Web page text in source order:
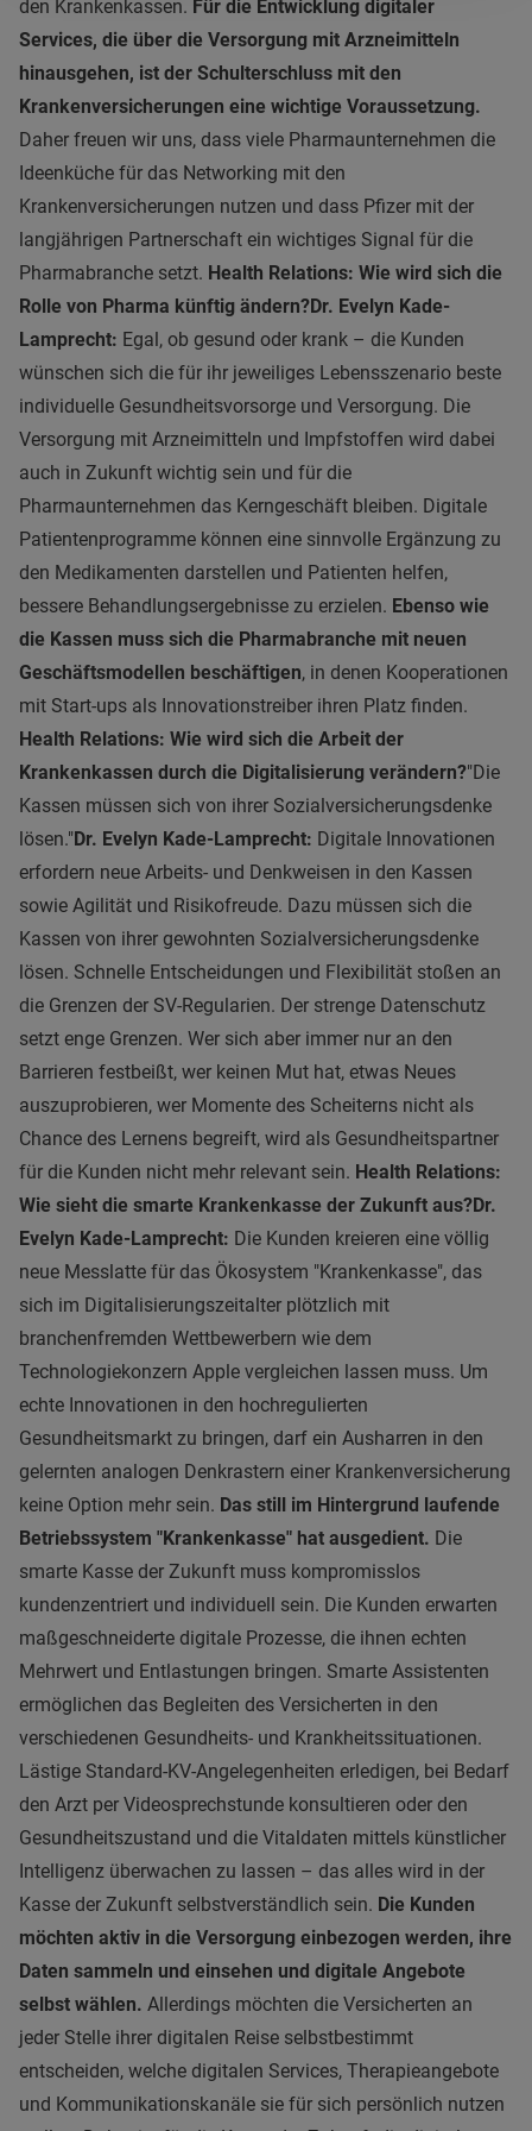
den Krankenkassen. Für die Entwicklung digitaler
Services, die über die Versorgung mit Arzneimitteln
hinausgehen, ist der Schulterschluss mit den
Krankenversicherungen eine wichtige Voraussetzung.
Daher freuen wir uns, dass viele Pharmaunternehmen die
Ideenküche für das Networking mit den
Krankenversicherungen nutzen und dass Pfizer mit der
langjährigen Partnerschaft ein wichtiges Signal für die
Pharmabranche setzt. Health Relations: Wie wird sich die
Rolle von Pharma künftig ändern?Dr. Evelyn Kade-
Lamprecht: Egal, ob gesund oder krank – die Kunden
wünschen sich die für ihr jeweiliges Lebensszenario beste
individuelle Gesundheitsvorsorge und Versorgung. Die
Versorgung mit Arzneimitteln und Impfstoffen wird dabei
auch in Zukunft wichtig sein und für die
Pharmaunternehmen das Kerngeschäft bleiben. Digitale
Patientenprogramme können eine sinnvolle Ergänzung zu
den Medikamenten darstellen und Patienten helfen,
bessere Behandlungsergebnisse zu erzielen. Ebenso wie
die Kassen muss sich die Pharmabranche mit neuen
Geschäftsmodellen beschäftigen, in denen Kooperationen
mit Start-ups als Innovationstreiber ihren Platz finden.
Health Relations: Wie wird sich die Arbeit der
Krankenkassen durch die Digitalisierung verändern?"Die
Kassen müssen sich von ihrer Sozialversicherungsdenke
lösen."Dr. Evelyn Kade-Lamprecht: Digitale Innovationen
erfordern neue Arbeits- und Denkweisen in den Kassen
sowie Agilität und Risikofreude. Dazu müssen sich die
Kassen von ihrer gewohnten Sozialversicherungsdenke
lösen. Schnelle Entscheidungen und Flexibilität stoßen an
die Grenzen der SV-Regularien. Der strenge Datenschutz
setzt enge Grenzen. Wer sich aber immer nur an den
Barrieren festbeißt, wer keinen Mut hat, etwas Neues
auszuprobieren, wer Momente des Scheiterns nicht als
Chance des Lernens begreift, wird als Gesundheitspartner
für die Kunden nicht mehr relevant sein. Health Relations:
Wie sieht die smarte Krankenkasse der Zukunft aus?Dr.
Evelyn Kade-Lamprecht: Die Kunden kreieren eine völlig
neue Messlatte für das Ökosystem "Krankenkasse", das
sich im Digitalisierungszeitalter plötzlich mit
branchenfremden Wettbewerbern wie dem
Technologiekonzern Apple vergleichen lassen muss. Um
echte Innovationen in den hochregulierten
Gesundheitsmarkt zu bringen, darf ein Ausharren in den
gelernten analogen Denkrastern einer Krankenversicherung
keine Option mehr sein. Das still im Hintergrund laufende
Betriebssystem "Krankenkasse" hat ausgedient. Die
smarte Kasse der Zukunft muss kompromisslos
kundenzentriert und individuell sein. Die Kunden erwarten
maßgeschneiderte digitale Prozesse, die ihnen echten
Mehrwert und Entlastungen bringen. Smarte Assistenten
ermöglichen das Begleiten des Versicherten in den
verschiedenen Gesundheits- und Krankheitssituationen.
Lästige Standard-KV-Angelegenheiten erledigen, bei Bedarf
den Arzt per Videosprechstunde konsultieren oder den
Gesundheitszustand und die Vitaldaten mittels künstlicher
Intelligenz überwachen zu lassen – das alles wird in der
Kasse der Zukunft selbstverständlich sein. Die Kunden
möchten aktiv in die Versorgung einbezogen werden, ihre
Daten sammeln und einsehen und digitale Angebote
selbst wählen. Allerdings möchten die Versicherten an
jeder Stelle ihrer digitalen Reise selbstbestimmt
entscheiden, welche digitalen Services, Therapieangebote
und Kommunikationskanäle sie für sich persönlich nutzen